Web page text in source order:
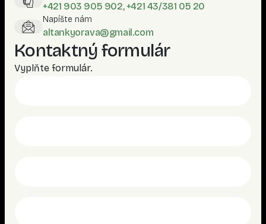
+421 903 905 902, +421 43/381 05 20
Napíšte nám
altankyorava@gmail.com
Kontaktný formulár
Vyplňte formulár.